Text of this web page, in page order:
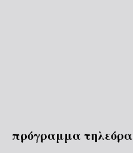
πρόγραμμα